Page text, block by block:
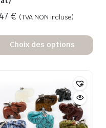
€ (TVA NON incluse)
Choix des options